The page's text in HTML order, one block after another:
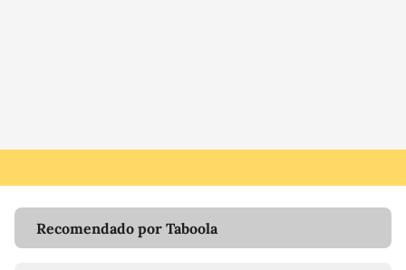
Recomendado por Taboola